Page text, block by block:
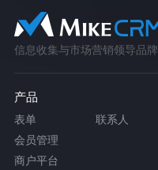
信息收集与市场营销领导品牌
产品
表单 联系人
会员管理
商户平台